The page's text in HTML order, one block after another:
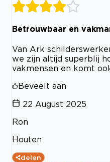
Betrouwbaar en
Van Ark
we zijn altijd superblij
vakmensen en komt
Beveelt aan
22 August 2025
Ron
Houten
delen